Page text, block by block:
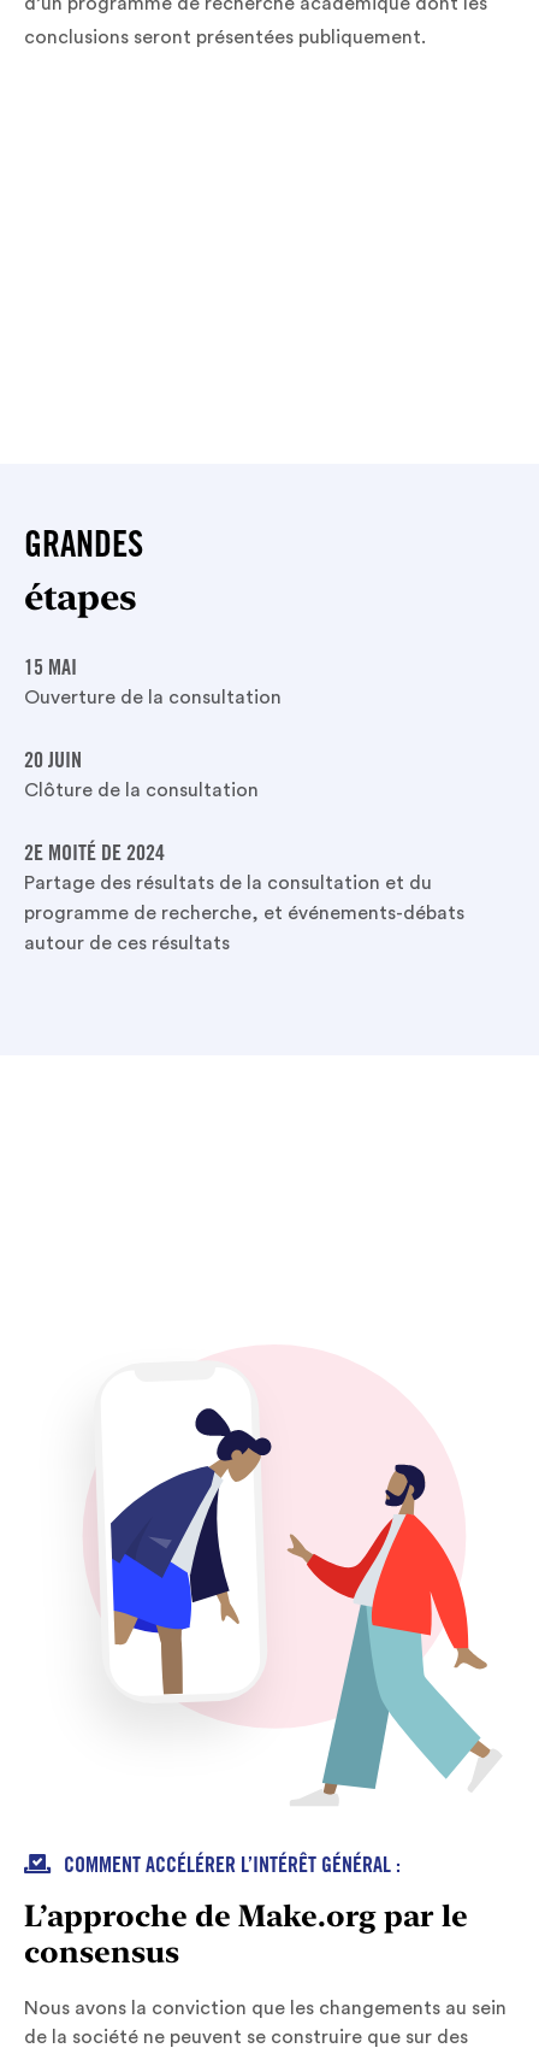
d’un programme de recherche académique dont les
conclusions seront présentées publiquement.
GRANDES
étapes
15 MAI
Ouverture de la consultation
20 JUIN
Clôture de la consultation
2E MOITÉ DE 2024
Partage des résultats de la consultation et du
programme de recherche, et événements-débats
autour de ces résultats
 COMMENT ACCÉLÉRER L’INTÉRÊT GÉNÉRAL :
L’approche de Make.org par le
consensus
Nous avons la conviction que les changements au sein
de la société ne peuvent se construire que sur des